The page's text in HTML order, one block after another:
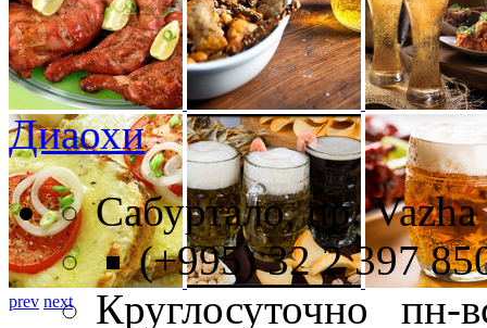
prev next
Диаохи
Сабуртало, пр.
(+995) 32 2 397
Круглосуточно пн-